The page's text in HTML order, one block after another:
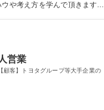
や考え方を学んで頂きます。
営業
客】トヨタグループ等大手企業の